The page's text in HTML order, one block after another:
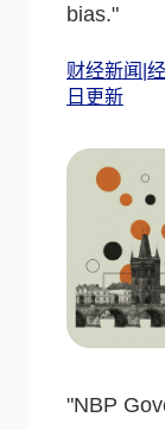
bias."
财经新闻|
日更新
"NBP